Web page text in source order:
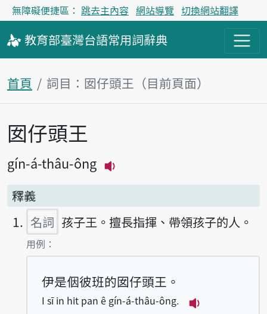
無障礙便捷區： 跳去主內容 網站導覽 切換網站翻譯
教育部臺灣台語常用詞辭典
首頁 詞目：囡仔頭王（目前頁面）
主內容區塊
囡仔頭王
gín-á-thâu-ông
釋義
名詞 孩子王。擅長指揮、帶領孩子的人。
第1項釋義的
用例：
伊是𪜶彼班的囡仔頭王。
I sī in hit pan ê gín-á-thâu-ông.